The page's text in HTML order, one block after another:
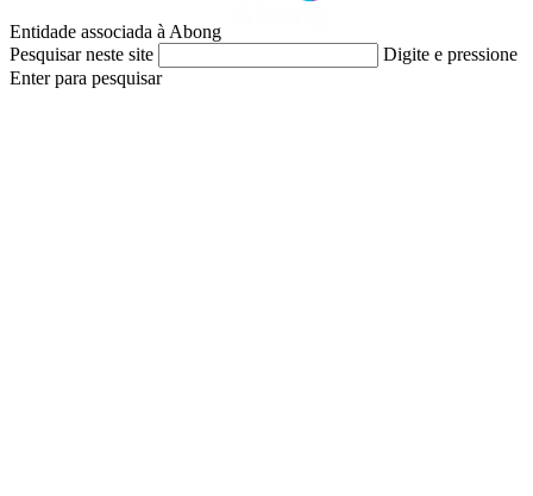
Entidade associada à Abong
Pesquisar neste site
Digite e pressione
Enter para pesquisar